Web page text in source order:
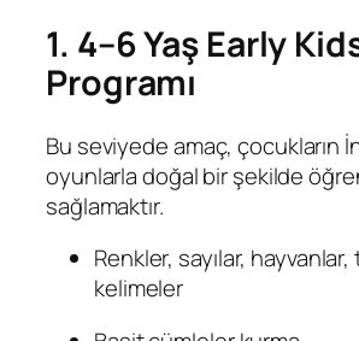
1. 4–6 Yaş Early
Programı
Bu seviyede amaç, çocukların
oyunlarla doğal bir şekilde
sağlamaktır.
Renkler, sayılar,
kelimeler